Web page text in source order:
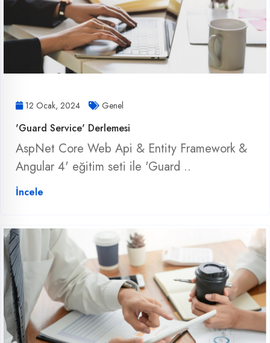
12 Ocak, 2024 Genel
'Guard Service' Derlemesi
AspNet Core Web Api & Entity Framework &
Angular 4' eğitim seti ile 'Guard ..
İncele